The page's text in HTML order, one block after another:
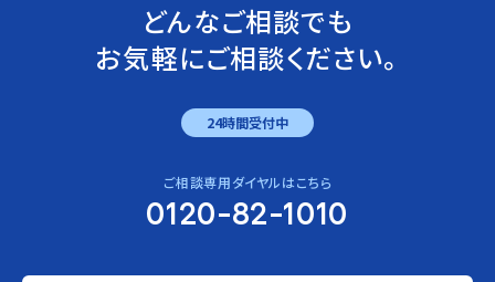
どんなご相談でも
お気軽にご相談ください。
24時間受付中
ご相談専用ダイヤルはこちら
0120-82-1010